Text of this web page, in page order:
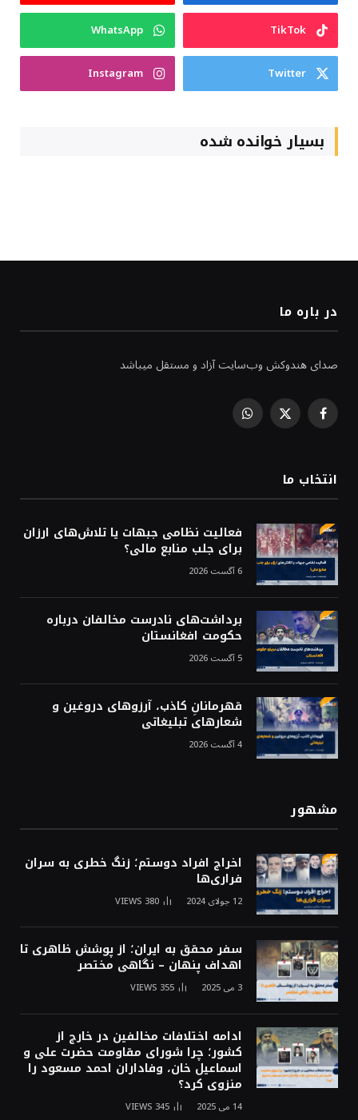
TikTok
WhatsApp
Twitter
Instagram
بسیار خوانده شده
در باره ما
صدای هندوکش وب‌سایت آزاد و مستقل میباشد
Facebook
X
WhatsApp
انتخاب ما
فعالیت نظامی جبهات یا تلاش‌های ارزان
برای جلب منابع مالی؟
6 آگست 2026
برداشت‌های نادرست مخالفان درباره
حکومت افغانستان
5 آگست 2026
قهرمانانِ کاذب، آرزوهای دروغین و
شعارهای تبلیغاتی
4 آگست 2026
مشهور
اخراج افراد دوستم؛ زنگ خطری به سران
فراری‌ها
12 جولای 2024 380
VIEWS
سفر محقق به ایران؛ از پوشش ظاهری تا
اهداف پنهان – نگاهی مختصر
3 می 2025 355
VIEWS
ادامه اختلافات مخالفین در خارج از
کشور؛ چرا شورای مقاومت حضرت علی و
اسماعیل خان، وفاداران احمد مسعود را
منزوی کرد؟
14 می 2025 345
VIEWS